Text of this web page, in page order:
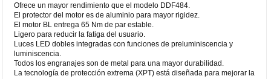
Ofrece un mayor rendimiento que el modelo DDF484.
El protector del motor es de aluminio para mayor rigidez.
El motor BL entrega 65 Nm de par estable.
Ligero para reducir la fatiga del usuario.
Luces LED dobles integradas con funciones de preluminiscencia y
luminiscencia.
Todos los engranajes son de metal para una mayor durabilidad.
La tecnología de protección extrema (XPT) está diseñada para mejorar la